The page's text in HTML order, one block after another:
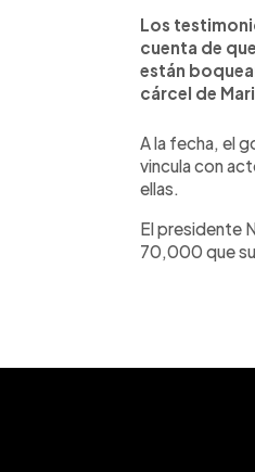
Los
cuenta de
están
cárcel de
A la fecha, el
vincula con
ellas.
El presidente
70,000 que